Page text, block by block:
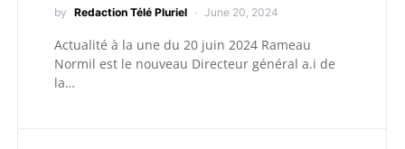
by Redaction Télé Pluriel June 20, 2024
Actualité à la une du 20 juin 2024 Rameau
Normil est le nouveau Directeur général a.i de
la…